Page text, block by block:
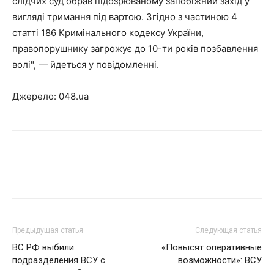
вигляді тримання під вартою. Згідно з частиною 4
статті 186 Кримінального кодексу України,
правопорушнику загрожує до 10-ти років позбавлення
волі", — йдеться у повідомленні.
Джерело: 048.ua
Предыдущая статья
ВС РФ выбили
подразделения ВСУ с
Следующая статья
«Повысят оперативные
возможности»: ВСУ